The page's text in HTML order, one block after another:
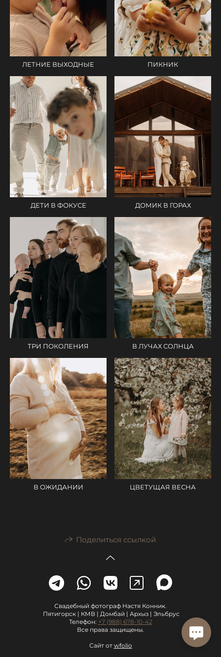
ЛЕТНИЕ ВЫХОДНЫЕ ПИКНИК
ДЕТИ В ФОКУСЕ ДОМИК В ГОРАХ
ТРИ ПОКОЛЕНИЯ В ЛУЧАХ СОЛНЦА
В ОЖИДАНИИ ЦВЕТУЩАЯ ВЕСНА
Поделиться ссылкой
Свадебный фотограф Настя Конник.
Пятигорск | КМВ | Домбай | Архыз | Эльбрус
Телефон: +7 (988) 678-10-42
Все права защищены.
Сайт от wfolio